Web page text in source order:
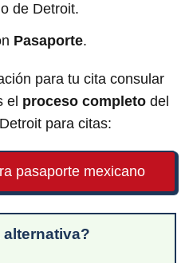
de Detroit.
Pasaporte.
para tu cita consular
el proceso completo del
para citas:
pasaporte mexicano